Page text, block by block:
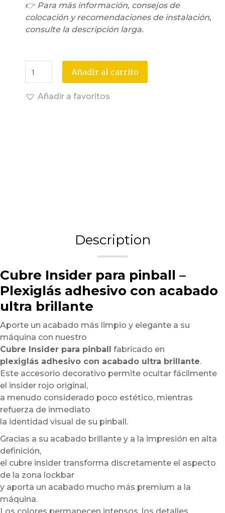
👉 Para más información, consejos de
colocación y recomendaciones de instalación,
consulte la descripción larga.
Añadir al carrito
Añadir a favoritos
Description
Cubre Insider para pinball –
Plexiglás adhesivo con acabado
ultra brillante
Aporte un acabado más limpio y elegante a su
máquina con nuestro
Cubre Insider para pinball fabricado en
plexiglás adhesivo con acabado ultra brillante.
Este accesorio decorativo permite ocultar fácilmente
el insider rojo original,
a menudo considerado poco estético, mientras
refuerza de inmediato
la identidad visual de su pinball.
Gracias a su acabado brillante y a la impresión en alta
definición,
el cubre insider transforma discretamente el aspecto
de la zona lockbar
y aporta un acabado mucho más premium a la
máquina.